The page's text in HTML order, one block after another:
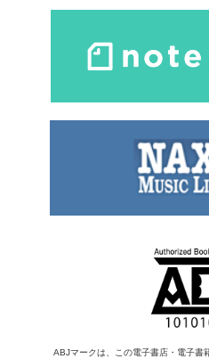
ABJマークは、この電子書店・電子書